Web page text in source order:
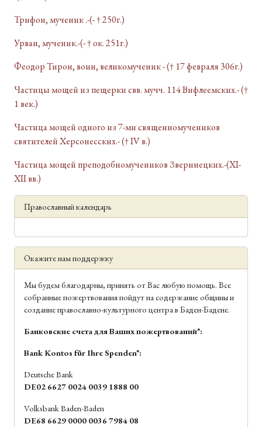
Трифон, мученик .-(- † 250г.)
Урван, мученик.-(- † ок. 251г.)
Феодор Тирон, воин, великомученик - († 17 февраля 306г.)
Частицы мощей из пещерки свв. мучч. 114 Вифлеемских.- (†
1 век.)
Частица мощей одного из 7-ми священномучеников
святителей Херсонесских.- († IV в.)
Частица мощей преподобномучеников Зверинецких.-(XI-
XII вв.)
Православный календарь
Окажите нам поддержку
Мы будем благодарны, принять от Вас любую помощь. Все
собранные пожертвования пойдут на содержание общины и
создание православно-культурного центра в Баден-Бадене.
Банковские счета для Ваших пожертвований*:
Bank Kontos für Ihre Spenden*:
Deutsche Bank
DE02 6627 0024 0039 1888 00
Volksbank Baden-Baden
DE68 6629 0000 0036 7984 08